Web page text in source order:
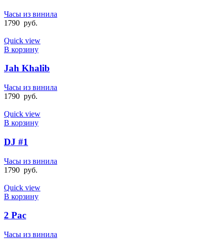
Часы из винила
1790 руб.
Quick view
В корзину
Jah Khalib
Часы из винила
1790 руб.
Quick view
В корзину
DJ #1
Часы из винила
1790 руб.
Quick view
В корзину
2 Pac
Часы из винила